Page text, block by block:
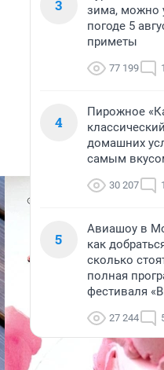
3
зима, можно
погоде 5
приметы
77 199
4
Пирожное
домашних
самым
30 207
5
Авиашоу в
как
сколько
полная
фестиваля
27 244